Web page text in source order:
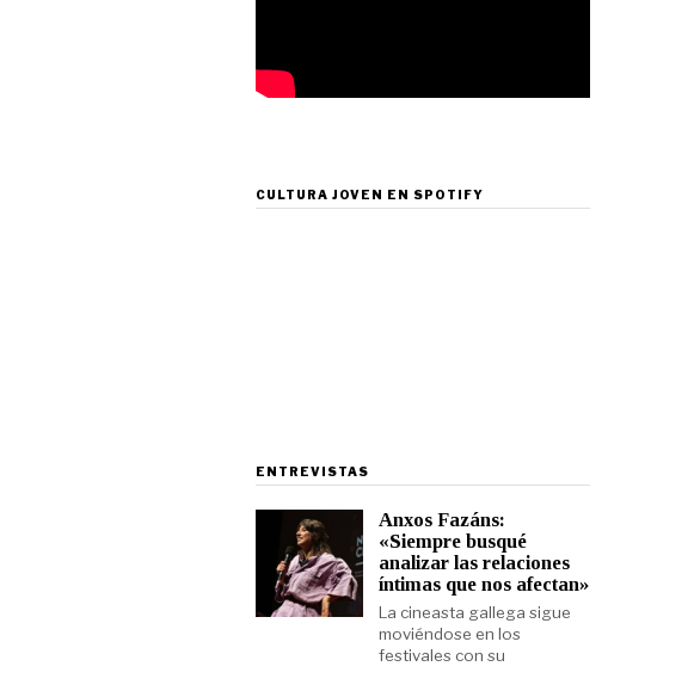
CULTURA JOVEN EN SPOTIFY
ENTREVISTAS
Anxos Fazáns:
«Siempre busqué
analizar las relaciones
íntimas que nos afectan»
La cineasta gallega sigue
moviéndose en los
festivales con su